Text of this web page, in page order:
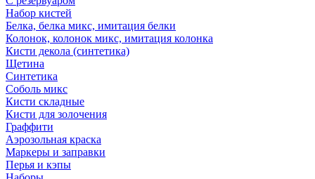
Набор кистей
Белка, белка микс, имитация белки
Колонок, колонок микс, имитация колонка
Кисти декола (синтетика)
Щетина
Синтетика
Соболь микс
Кисти складные
Кисти для золочения
Граффити
Аэрозольная краска
Маркеры и заправки
Перья и кэпы